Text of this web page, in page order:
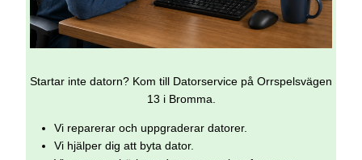
Startar inte datorn? Kom till Datorservice på Orrspelsvägen
13 i Bromma.
Vi reparerar och uppgraderar datorer.
Vi hjälper dig att byta dator.